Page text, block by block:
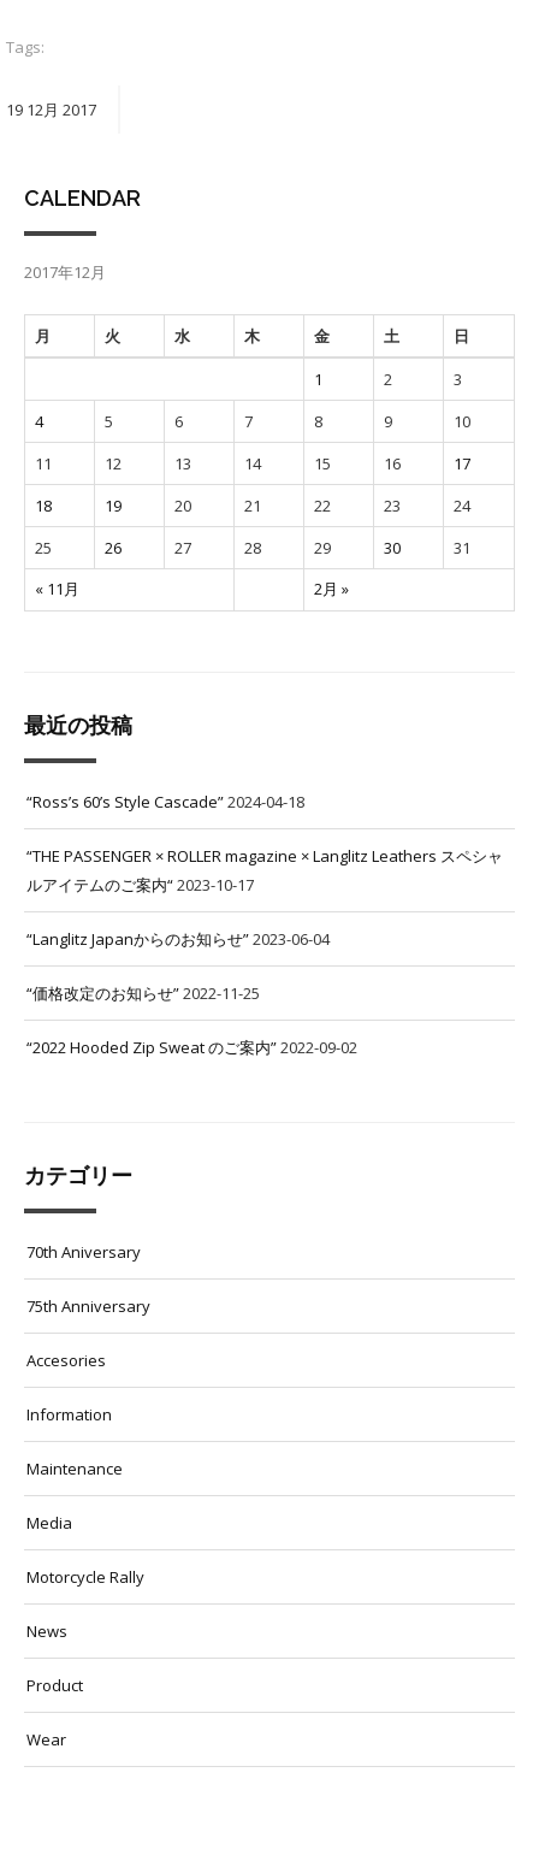
Tags:
19 12月 2017
CALENDAR
2017年12月
月 火 水 木 金 土 日
« 11月 2月 »
1 2
3
4
5 6 7 8 9
10
11
12 13 14 15 16
17
18
19 20 21 22 23
24
25
26 27 28 29 30 31
最近の投稿
“Ross’s 60’s Style Cascade”2024-04-18
“THE PASSENGER × ROLLER magazine × Langlitz Leathers スペシャ
ルアイテムのご案内“2023-10-17
“Langlitz Japanからのお知らせ”2023-06-04
“価格改定のお知らせ”2022-11-25
“2022 Hooded Zip Sweat のご案内”2022-09-02
カテゴリー
70th Aniversary
75th Anniversary
Accesories
Information
Maintenance
Media
Motorcycle Rally
News
Product
Wear